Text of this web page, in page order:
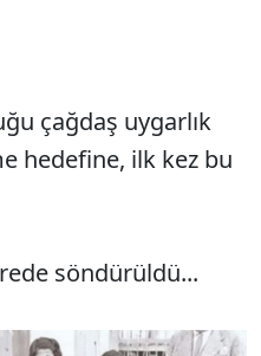
çağdaş uygarlık
hedefine, ilk kez bu
söndürüldü...